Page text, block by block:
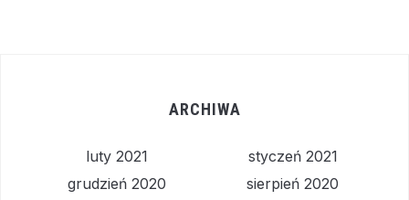
ARCHIWA
luty 2021
styczeń 2021
grudzień 2020
sierpień 2020